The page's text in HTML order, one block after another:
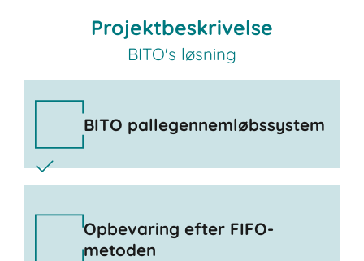
Projektbeskrivelse
BITO's løsning
BITO pallegennemløbssystem
Opbevaring efter FIFO-
metoden